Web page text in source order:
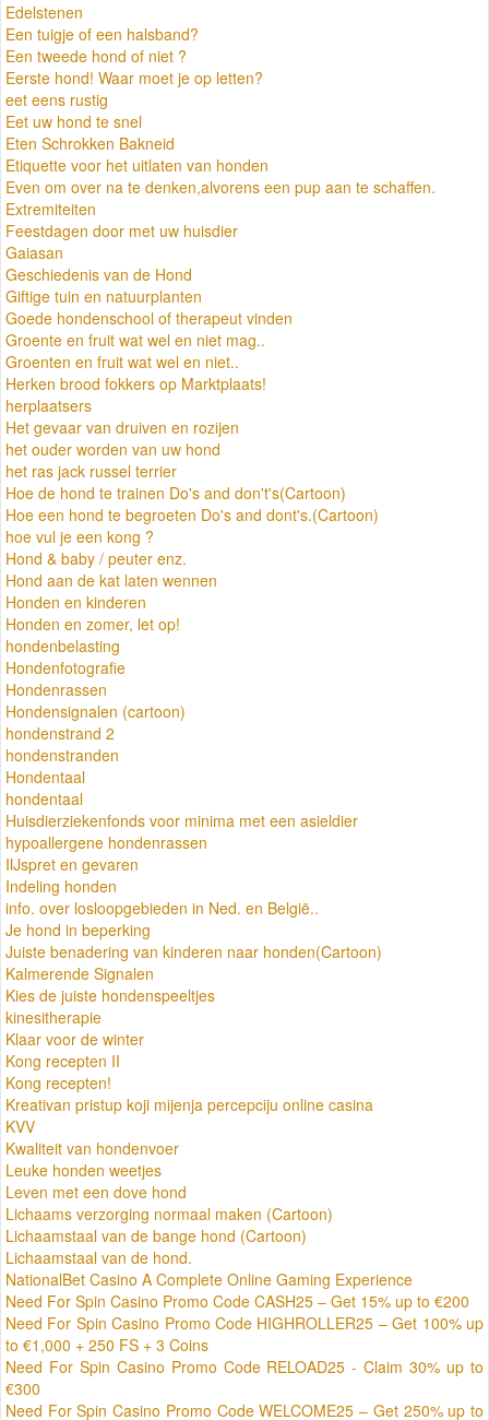
Edelstenen
Een tuigje of een halsband?
Een tweede hond of niet ?
Eerste hond! Waar moet je op letten?
eet eens rustig
Eet uw hond te snel
Eten Schrokken Bakneid
Etiquette voor het uitlaten van honden
Even om over na te denken,alvorens een pup aan te schaffen.
Extremiteiten
Feestdagen door met uw huisdier
Gaiasan
Geschiedenis van de Hond
Giftige tuin en natuurplanten
Goede hondenschool of therapeut vinden
Groente en fruit wat wel en niet mag..
Groenten en fruit wat wel en niet..
Herken brood fokkers op Marktplaats!
herplaatsers
Het gevaar van druiven en rozijen
het ouder worden van uw hond
het ras jack russel terrier
Hoe de hond te trainen Do's and don't's(Cartoon)
Hoe een hond te begroeten Do's and dont's.(Cartoon)
hoe vul je een kong ?
Hond & baby / peuter enz.
Hond aan de kat laten wennen
Honden en kinderen
Honden en zomer, let op!
hondenbelasting
Hondenfotografie
Hondenrassen
Hondensignalen (cartoon)
hondenstrand 2
hondenstranden
Hondentaal
hondentaal
Huisdierziekenfonds voor minima met een asieldier
hypoallergene hondenrassen
IIJspret en gevaren
Indeling honden
info. over losloopgebieden in Ned. en België..
Je hond in beperking
Juiste benadering van kinderen naar honden(Cartoon)
Kalmerende Signalen
Kies de juiste hondenspeeltjes
kinesitherapie
Klaar voor de winter
Kong recepten II
Kong recepten!
Kreativan pristup koji mijenja percepciju online casina
KVV
Kwaliteit van hondenvoer
Leuke honden weetjes
Leven met een dove hond
Lichaams verzorging normaal maken (Cartoon)
Lichaamstaal van de bange hond (Cartoon)
Lichaamstaal van de hond.
NationalBet Casino A Complete Online Gaming Experience
Need For Spin Casino Promo Code CASH25 – Get 15% up to €200
Need For Spin Casino Promo Code HIGHROLLER25 – Get 100% up
to €1,000 + 250 FS + 3 Coins
Need For Spin Casino Promo Code RELOAD25 - Claim 30% up to
€300
Need For Spin Casino Promo Code WELCOME25 – Get 250% up to